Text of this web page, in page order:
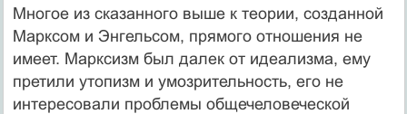
Многое из сказанного выше к теории, созданной
Марксом и Энгельсом, прямого отношения не
имеет. Марксизм был далек от идеализма, ему
претили утопизм и умозрительность, его не
интересовали проблемы общечеловеческой